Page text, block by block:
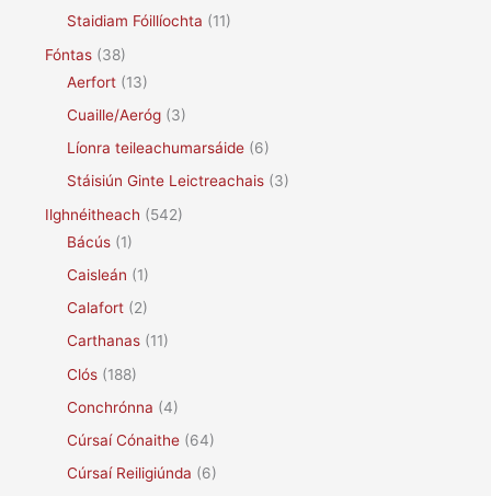
Staidiam Fóillíochta (11)
Fóntas (38)
Aerfort (13)
Cuaille/Aeróg (3)
Líonra teileachumarsáide (6)
Stáisiún Ginte Leictreachais (3)
Ilghnéitheach (542)
Bácús (1)
Caisleán (1)
Calafort (2)
Carthanas (11)
Clós (188)
Conchrónna (4)
Cúrsaí Cónaithe (64)
Cúrsaí Reiligiúnda (6)